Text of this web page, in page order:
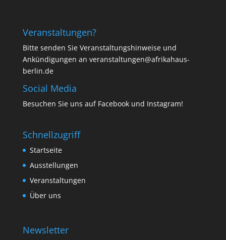
Veranstaltungen?
Bitte senden Sie Veranstaltungshinweise und
Ankündigungen an veranstaltungen@afrikahaus-
berlin.de
Social Media
Besuchen Sie uns auf Facebookund Instagram!
Schnellzugriff
Startseite
Ausstellungen
Veranstaltungen
Über uns
Newsletter